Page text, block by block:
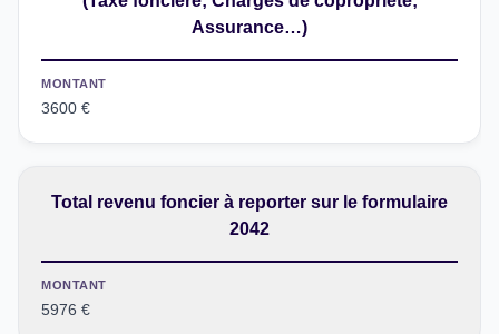
Assurance…)
MONTANT
3600 €
Total revenu foncier à reporter sur le formulaire
2042
MONTANT
5976 €